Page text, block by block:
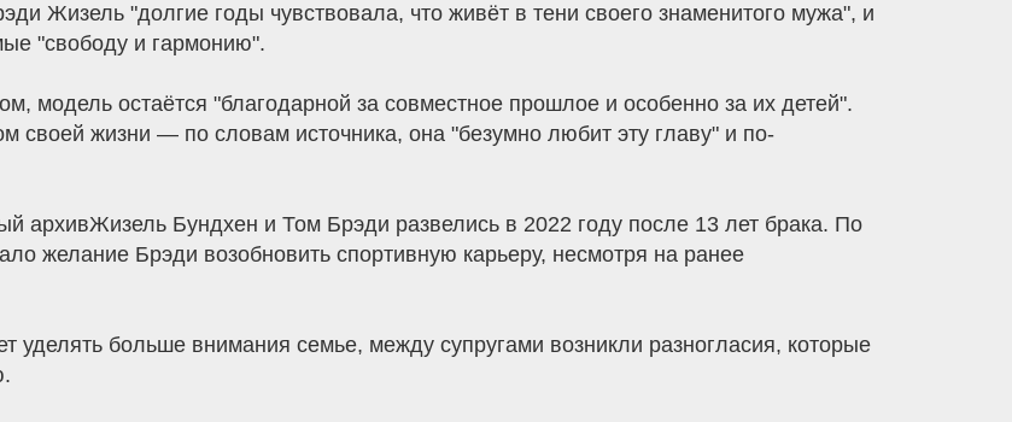
Жизель "долгие годы чувствовала, что живёт в тени своего знаменитого мужа", и
"свободу и гармонию".
модель остаётся "благодарной за совместное прошлое и особенно за их детей".
своей жизни — по словам источника, она "безумно любит эту главу" и по-
архивЖизель Бундхен и Том Брэди развелись в 2022 году после 13 лет брака. По
желание Брэди возобновить спортивную карьеру, несмотря на ранее
уделять больше внимания семье, между супругами возникли разногласия, которые